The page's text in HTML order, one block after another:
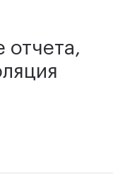
отчета,